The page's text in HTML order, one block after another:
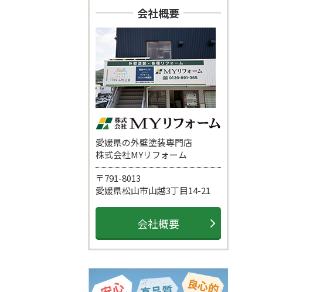
会社概要
愛媛県の外壁塗装専門店
株式会社MYリフォーム
〒791-8013
愛媛県松山市山越3丁目14-21
会社概要